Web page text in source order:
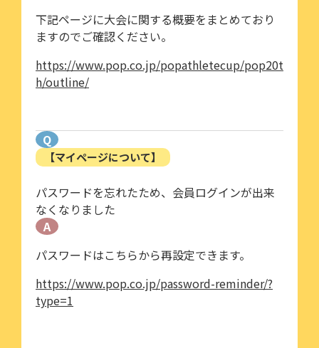
下記ページに大会に関する概要をまとめており
ますのでご確認ください。
https://www.pop.co.jp/popathletecup/pop20t
h/outline/
Q
【マイページについて】
パスワードを忘れたため、会員ログインが出来
なくなりました
A
パスワードはこちらから再設定できます。
https://www.pop.co.jp/password-reminder/?
type=1